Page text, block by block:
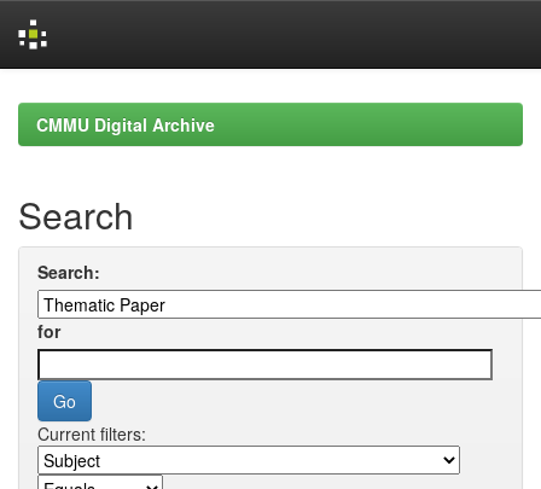
navigationCMMU Digital Archive
Search
Search:
for
Current filters: